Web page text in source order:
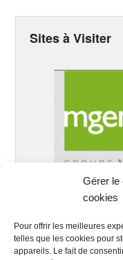
Gérer le
cookies
Pour offrir les meilleures
telles que les cookies pour
appareils. Le fait de
Sites à Visiter